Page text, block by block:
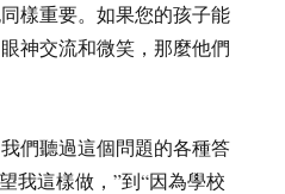
樣重要。如果您的孩子能
神交流和微笑，那麼他們
們聽過這個問題的各種答
我這樣做，”到“因為學校